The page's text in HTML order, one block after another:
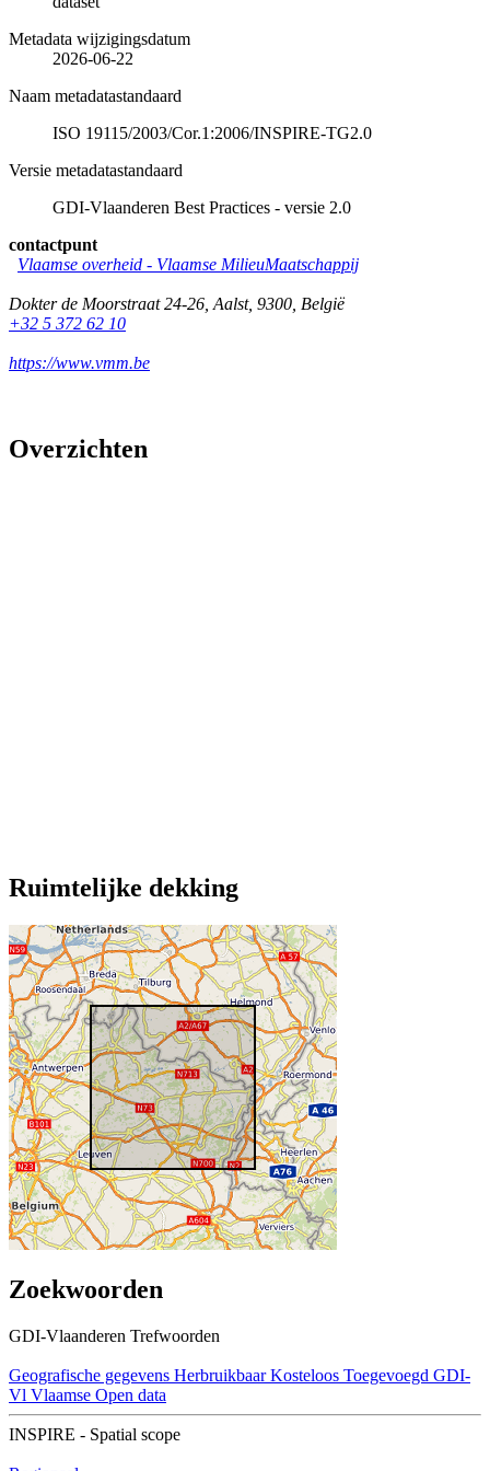
Metadata wijzigingsdatum
2026-06-22
Naam metadatastandaard
ISO 19115/2003/Cor.1:2006/INSPIRE-TG2.0
Versie metadatastandaard
GDI-Vlaanderen Best Practices - versie 2.0
contactpunt
Vlaamse overheid - Vlaamse MilieuMaatschappij
Dokter de Moorstraat 24-26 Aalst, 9300 België
+32 5 372 62 10
https://www.vmm.be
Overzichten
Ruimtelijke dekking
Zoekwoorden
GDI-Vlaanderen Trefwoorden
Geografische gegevens Herbruikbaar Kosteloos Toegevoegd GDI-
Vl Vlaamse Open data
INSPIRE - Spatial scope